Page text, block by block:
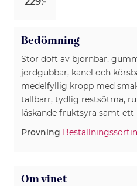
Bedömning
Stor doft av björnbär,
jordgubbar, kanel och
medelfyllig kropp med
tallbarr, tydlig restsötma,
läskande fruktsyra samt
Provning
Om vinet